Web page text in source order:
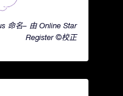
命名– 由 Online Star
Register ©校正